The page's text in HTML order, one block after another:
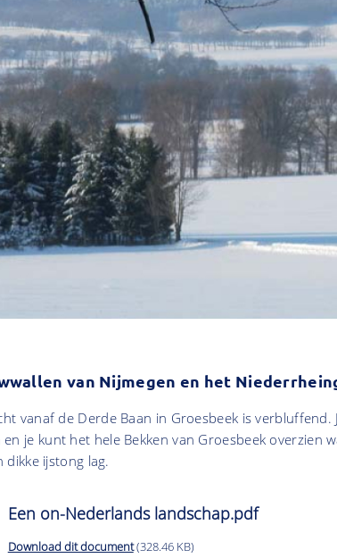
van Nijmegen en het
vanaf de Derde Baan in Groesbeek is
en je kunt het hele Bekken van Groesbeek overzien
dikke ijstong lag.
Een on-Nederlands landschap.pdf
Download dit document(328.46 KB)